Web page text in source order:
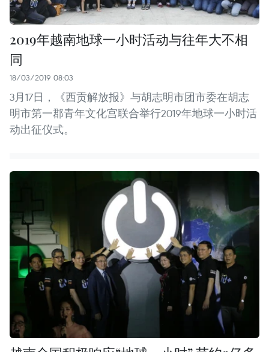
2019年越南地球一小时活动与往年大不相
同
18/03/2019 08:03
3月17日，《西贡解放报》与胡志明市团市委在胡志
明市第一郡青年文化宫联合举行2019年地球一小时活
动出征仪式。